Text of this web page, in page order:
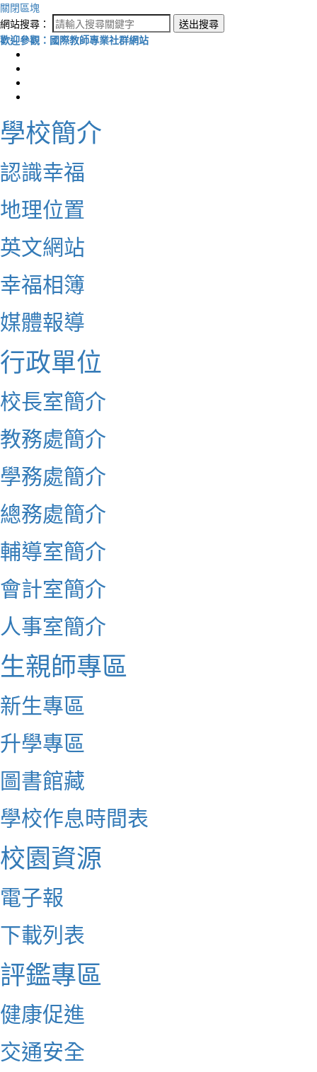
關閉區塊
網站搜尋：
送出搜尋
歡迎參觀：國際教師專業社群網站
學校簡介
認識幸福
地理位置
英文網站
幸福相簿
媒體報導
行政單位
校長室簡介
教務處簡介
學務處簡介
總務處簡介
輔導室簡介
會計室簡介
人事室簡介
生親師專區
新生專區
升學專區
圖書館藏
學校作息時間表
校園資源
電子報
下載列表
評鑑專區
健康促進
交通安全